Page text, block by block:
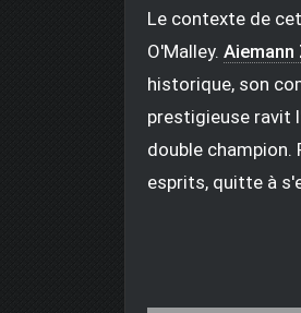
Le contexte de
O'Malley. Aiemann
historique, son
prestigieuse ravit
double champion.
esprits, quitte à